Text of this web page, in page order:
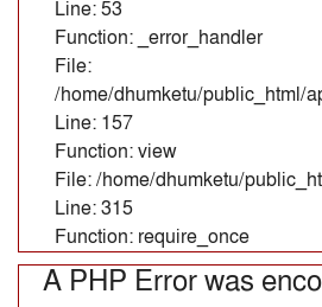
Line: 53
Function: _error_handler
File:
/home/dhumketu/public_html/
Line: 157
Function: view
File: /home/dhumketu/
Line: 315
Function: require_once
A PHP Error was